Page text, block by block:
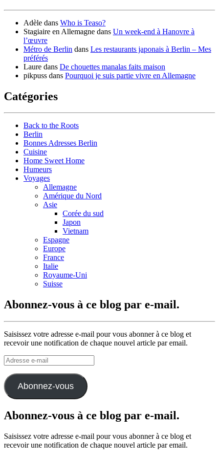
Adèle dans Who is Teaso?
Stagiaire en Allemagne dans Un week-end à Hanovre à
l’œuvre
Métro de Berlin dans Les restaurants japonais à Berlin – Mes
préférés
Laure dans De chouettes manalas faits maison
pikpuss dans Pourquoi je suis partie vivre en Allemagne
Catégories
Back to the Roots
Berlin
Bonnes Adresses Berlin
Cuisine
Home Sweet Home
Humeurs
Voyages
Allemagne
Amérique du Nord
Asie
Corée du sud
Japon
Vietnam
Espagne
Europe
France
Italie
Royaume-Uni
Suisse
Abonnez-vous à ce blog par e-mail.
Saisissez votre adresse e-mail pour vous abonner à ce blog et
recevoir une notification de chaque nouvel article par email.
Adresse
e-
mail
Abonnez-vous
Abonnez-vous à ce blog par e-mail.
Saisissez votre adresse e-mail pour vous abonner à ce blog et
recevoir une notification de chaque nouvel article par email.